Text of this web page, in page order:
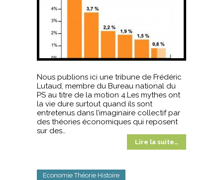
Nous publions ici une tribune de Frédéric
Lutaud, membre du Bureau national du
PS au titre de la motion 4.Les mythes ont
la vie dure surtout quand ils sont
entretenus dans l’imaginaire collectif par
des théories économiques qui reposent
sur des…
Lire la suite…
Economie Théorie Histoire